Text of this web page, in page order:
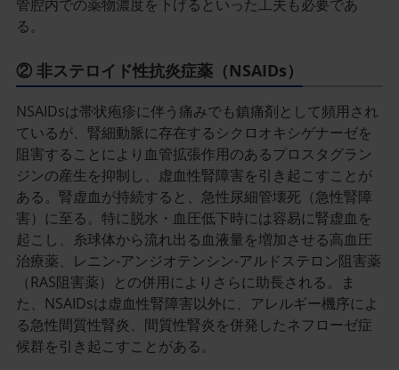
管腔内での薬物濃度を下げるといった工夫も必要であ
る。
② 非ステロイド性抗炎症薬（NSAIDs）
NSAIDsは帯状疱疹に伴う痛みでも鎮痛剤として頻用され
ているが、腎細動脈に存在するシクロオキシゲナーゼを
阻害することにより血管拡張作用のあるプロスタグラン
ジンの産生を抑制し、虚血性腎障害を引き起こすことが
ある。腎虚血が持続すると、急性尿細管壊死（急性腎障
害）に至る。特に脱水・血圧低下時には容易に腎虚血を
起こし、糸球体から流れ出る血液量を増加させる高血圧
治療薬、レニン‐アンジオテンシン‐アルドステロン阻害薬
（RAS阻害薬）との併用によりさらに助長される。ま
た、NSAIDsは虚血性腎障害以外に、アレルギー機序によ
る急性間質性腎炎、間質性腎炎を併発したネフローゼ症
候群を引き起こすことがある。